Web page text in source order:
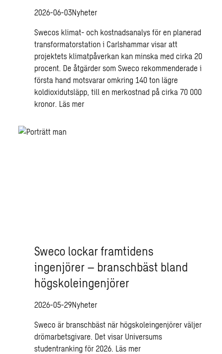
2026-06-03Nyheter
Swecos klimat- och kostnadsanalys för en planerad
transformatorstation i Carlshammar visar att
projektets klimatpåverkan kan minska med cirka 20
procent. De åtgärder som Sweco rekommenderade i
första hand motsvarar omkring 140 ton lägre
koldioxidutsläpp, till en merkostnad på cirka 70 000
kronor. Läs mer
Sweco lockar framtidens
ingenjörer – branschbäst bland
högskoleingenjörer
2026-05-29Nyheter
Sweco är branschbäst när högskoleingenjörer väljer
drömarbetsgivare. Det visar Universums
studentranking för 2026. Läs mer